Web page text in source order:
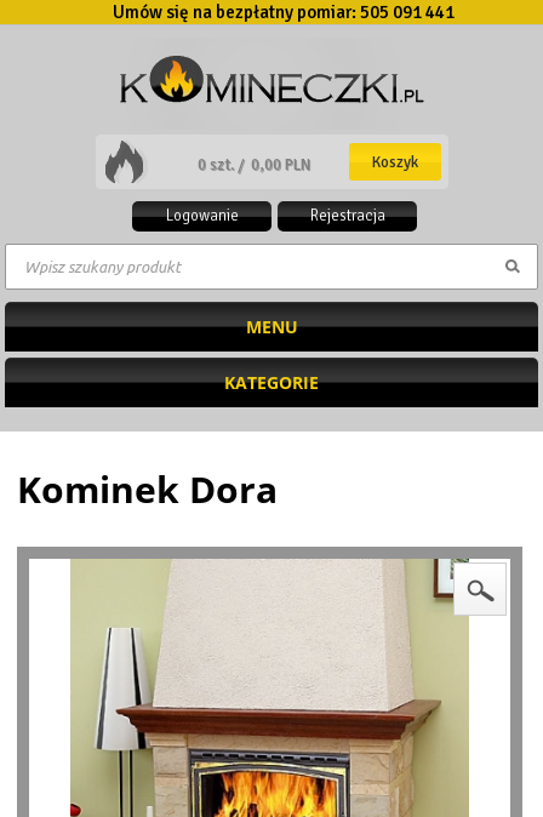
Umów się na bezpłatny pomiar: 505 091 441
0 szt. / 0,00 PLN Koszyk
Rejestracja
Logowanie
MENU
KATEGORIE
Kominek Dora